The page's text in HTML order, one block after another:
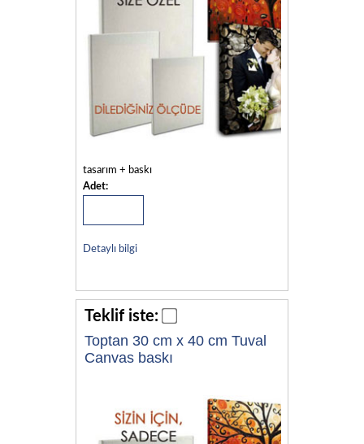
tasarım + baskı
Adet:
Detaylı bilgi
Teklif iste:
Toptan 30 cm x 40 cm Tuval
Canvas baskı